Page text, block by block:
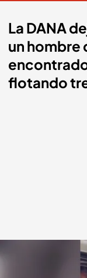
La DANA
un hombre
flotando
Los vecinos